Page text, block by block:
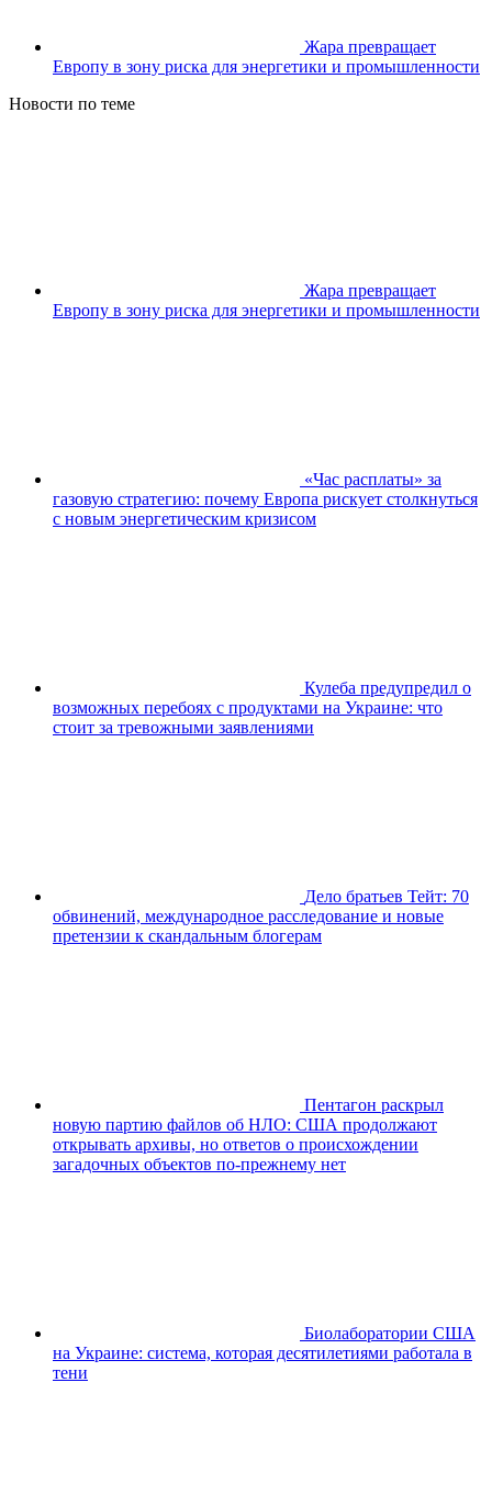
Жара превращает
Европу в зону риска для энергетики и промышленности
Новости по теме
Жара превращает
Европу в зону риска для энергетики и промышленности
«Час расплаты» за
газовую стратегию: почему Европа рискует столкнуться
с новым энергетическим кризисом
Кулеба предупредил о
возможных перебоях с продуктами на Украине: что
стоит за тревожными заявлениями
Дело братьев Тейт: 70
обвинений, международное расследование и новые
претензии к скандальным блогерам
Пентагон раскрыл
новую партию файлов об НЛО: США продолжают
открывать архивы, но ответов о происхождении
загадочных объектов по-прежнему нет
Биолаборатории США
на Украине: система, которая десятилетиями работала в
тени